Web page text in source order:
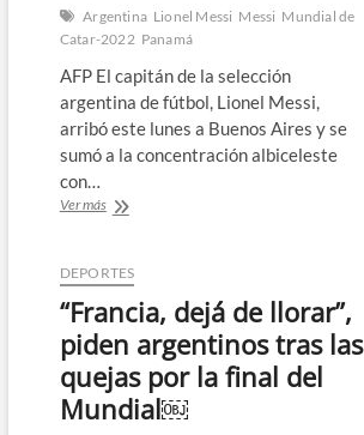
Argentina Lionel Messi Messi Mundial de
Catar-2022 Panamá
AFP El capitán de la selección
argentina de fútbol, Lionel Messi,
arribó este lunes a Buenos Aires y se
sumó a la concentración albiceleste
con…
Ver másMessi
Argentina
para
el
de
los
campeones
del
DEPORTES
“Francia, dejá de llorar”,
piden argentinos tras las
quejas por la final del
Mundial￼